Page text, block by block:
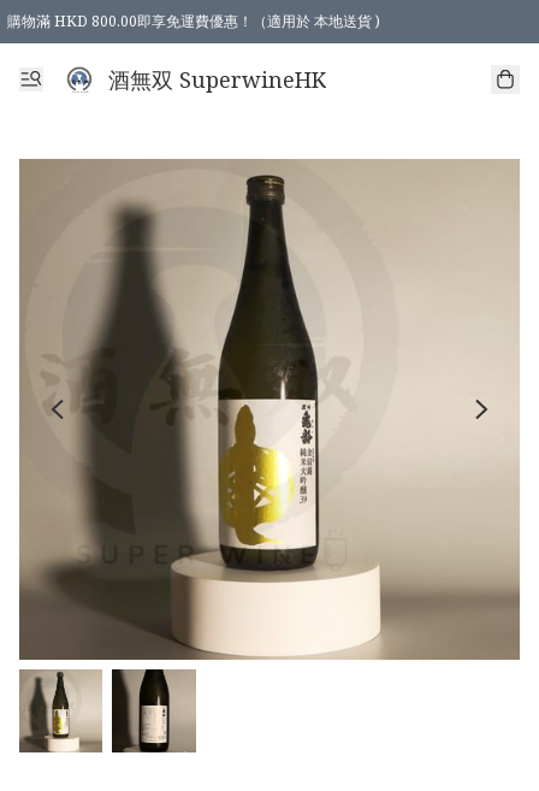
購物滿 HKD 800.00即享免運費優惠！（適用於 本地送貨 )
酒無双 SuperwineHK